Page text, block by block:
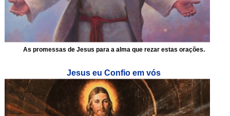
As promessas de Jesus para a alma que rezar estas orações.
Jesus eu Confio em vós